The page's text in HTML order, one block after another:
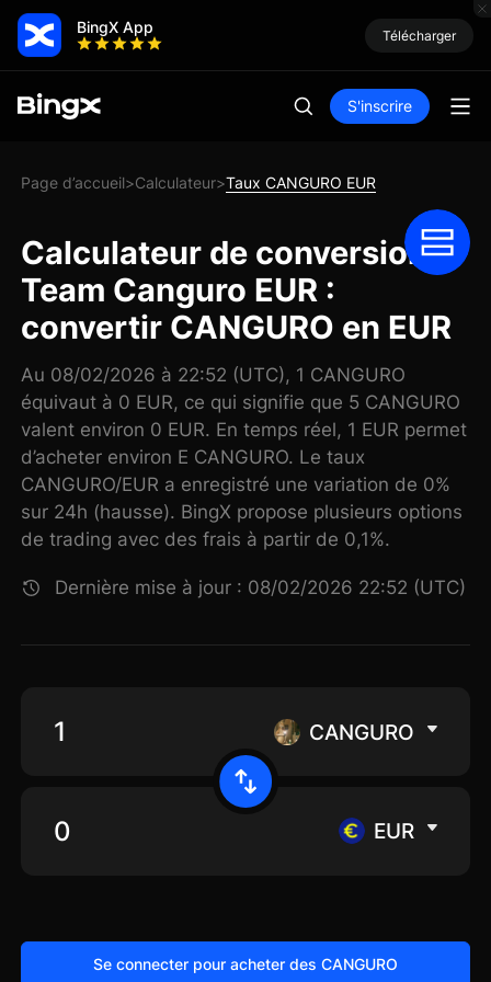
BingX App Télécharger
S'inscrire
Page d’accueil>Calculateur>Taux CANGURO EUR
Calculateur de conversion
Team Canguro EUR :
convertir CANGURO en EUR
Au 08/02/2026 à 22:52 (UTC), 1 CANGURO
équivaut à 0 EUR, ce qui signifie que 5 CANGURO
valent environ 0 EUR. En temps réel, 1 EUR permet
d’acheter environ E CANGURO. Le taux
CANGURO/EUR a enregistré une variation de 0%
sur 24h (hausse). BingX propose plusieurs options
de trading avec des frais à partir de 0,1%.
Dernière mise à jour : 08/02/2026 22:52 (UTC)
CANGURO
EUR
Se connecter pour acheter des CANGURO